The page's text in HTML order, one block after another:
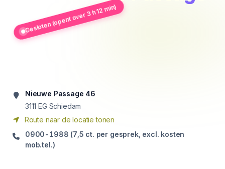
Gesloten (opent over 3 h 12 min)
Nieuwe Passage 46
3111 EG Schiedam
Route naar de locatie tonen
0900-1988 (7,5 ct. per gesprek, excl. kosten
mob.tel.)